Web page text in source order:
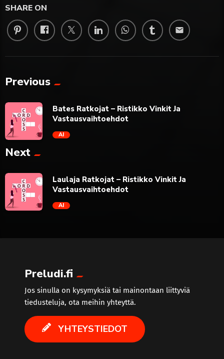
SHARE ON
email
Previous
trending_flat
Bates Ratkojat – Ristikko Vinkit Ja
Vastausvaihtoehdot
AI
Next
Laulaja Ratkojat – Ristikko Vinkit Ja
Vastausvaihtoehdot
AI
Preludi.fi
Jos sinulla on kysymyksiä tai mainontaan liittyviä
tiedusteluja, ota meihin yhteyttä.
YHTEYSTIEDOT